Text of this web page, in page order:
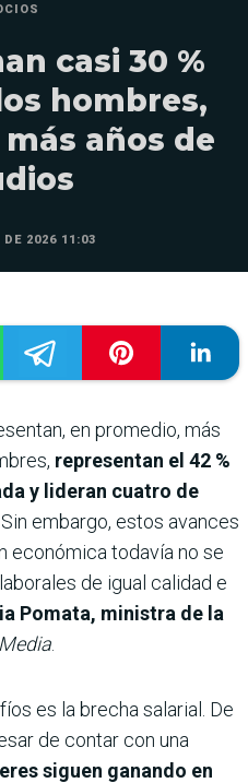
casi 30 %
hombres,
años de
DE 2026 11:03
en promedio, más
representan el 42 %
y lideran cuatro de
Sin embargo, estos avances
económica todavía no se
de igual calidad e
Pomata, ministra de la
es la brecha salarial. De
de contar con una
siguen ganando en